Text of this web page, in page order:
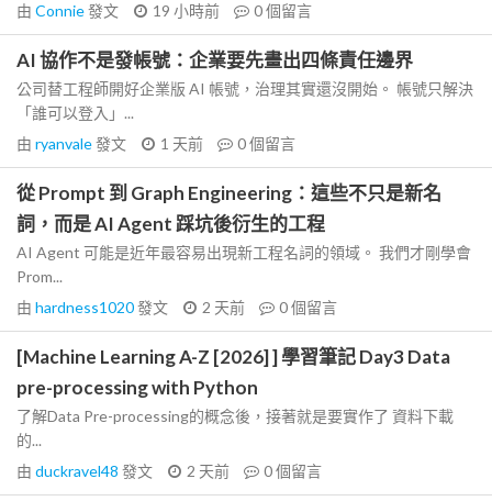
由 Connie發文 19 小時前 0個留言
AI 協作不是發帳號：企業要先畫出四條責任邊界
公司替工程師開好企業版 AI 帳號，治理其實還沒開始。 帳號只解決
「誰可以登入」...
由 ryanvale發文 1 天前 0個留言
從 Prompt 到 Graph Engineering：這些不只是新名
詞，而是 AI Agent 踩坑後衍生的工程
AI Agent 可能是近年最容易出現新工程名詞的領域。 我們才剛學會
Prom...
由 hardness1020發文 2 天前 0個留言
[Machine Learning A-Z [2026] ] 學習筆記 Day3 Data
pre-processing with Python
了解Data Pre-processing的概念後，接著就是要實作了 資料下載
的...
由 duckravel48 發文 2 天前 0個留言